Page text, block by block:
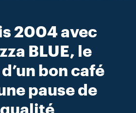
2004 avec
BLUE, le
bon café
pause de